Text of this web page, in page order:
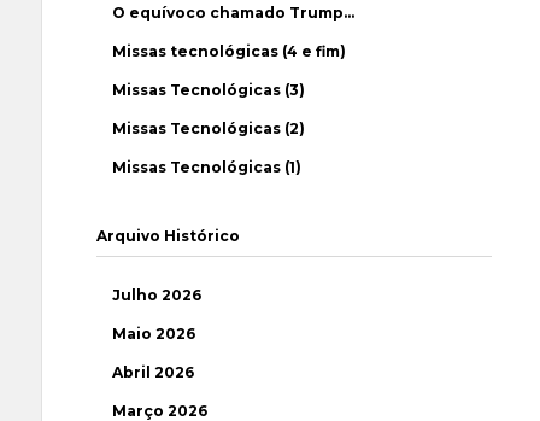
O equívoco chamado Trump…
Missas tecnológicas (4 e fim)
Missas Tecnológicas (3)
Missas Tecnológicas (2)
Missas Tecnológicas (1)
Arquivo Histórico
Julho 2026
Maio 2026
Abril 2026
Março 2026